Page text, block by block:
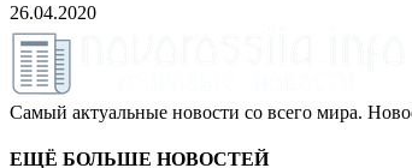
26.04.2020
Самый актуальные новости со всего мира.
ЕЩЁ БОЛЬШЕ НОВОСТЕЙ